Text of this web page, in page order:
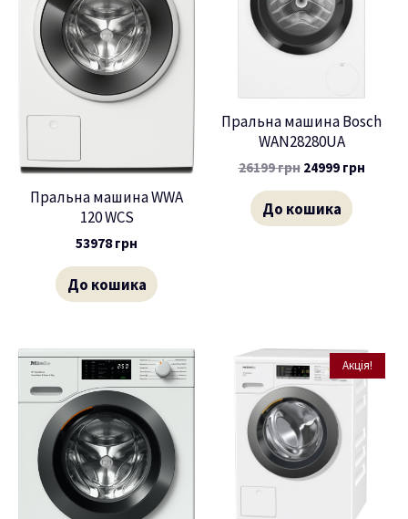
Пральна машина WWA
120 WCS
53978грн
До кошика
Пральна машина Bosch
WAN28280UA
26199грн 24999 грн
До кошика
Акція!